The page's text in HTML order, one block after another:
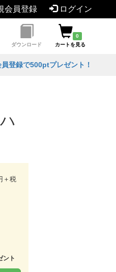
会員登録 ログイン
ダウンロード
0
カートを見る
員登録で500ptプレゼント！
＋税
ント